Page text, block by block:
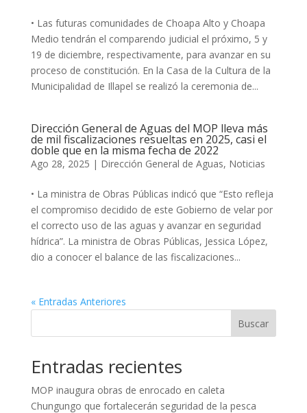
• Las futuras comunidades de Choapa Alto y Choapa
Medio tendrán el comparendo judicial el próximo, 5 y
19 de diciembre, respectivamente, para avanzar en su
proceso de constitución. En la Casa de la Cultura de la
Municipalidad de Illapel se realizó la ceremonia de...
Dirección General de Aguas del MOP lleva más
de mil fiscalizaciones resueltas en 2025, casi el
doble que en la misma fecha de 2022
Ago 28, 2025 | Dirección General de Aguas, Noticias
• La ministra de Obras Públicas indicó que “Esto refleja
el compromiso decidido de este Gobierno de velar por
el correcto uso de las aguas y avanzar en seguridad
hídrica”. La ministra de Obras Públicas, Jessica López,
dio a conocer el balance de las fiscalizaciones...
« Entradas Anteriores
Buscar
Entradas recientes
MOP inaugura obras de enrocado en caleta
Chungungo que fortalecerán seguridad de la pesca